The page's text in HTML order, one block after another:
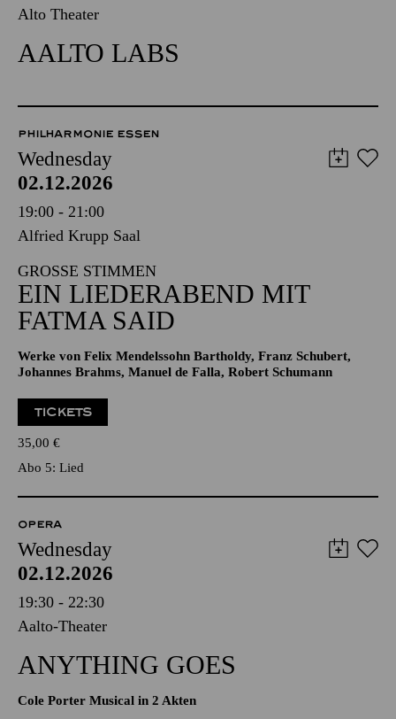
Alto Theater
AALTO LABS
PHILHARMONIE ESSEN
Wednesday
02.12.2026
19:00 - 21:00
Alfried Krupp Saal
GROSSE STIMMEN
EIN LIEDERABEND MIT
FATMA SAID
Werke von Felix Mendelssohn Bartholdy, Franz Schubert,
Johannes Brahms, Manuel de Falla, Robert Schumann
TICKETS
35,00 €
Abo 5: Lied
OPERA
Wednesday
02.12.2026
19:30 - 22:30
Aalto-Theater
ANYTHING GOES
Cole Porter Musical in 2 Akten